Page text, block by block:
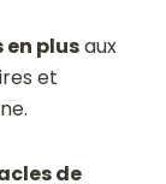
en plusaux
et
de